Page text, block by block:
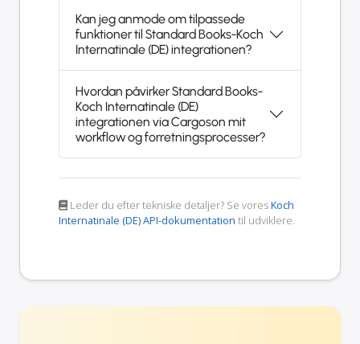
Kan jeg anmode om tilpassede
funktioner til Standard Books-Koch
Internatinale (DE) integrationen?
Hvordan påvirker Standard Books-
Koch Internatinale (DE)
integrationen via Cargoson mit
workflow og forretningsprocesser?
Leder du efter tekniske detaljer? Se voresKoch
Internatinale (DE) API-dokumentation til udviklere.